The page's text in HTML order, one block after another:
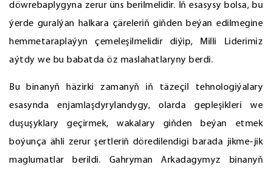
döwrebaplygyna zerur üns berilmelidir. Iň esasysy bolsa, bu
ýerde guralýan halkara çäreleriň giňden beýan edilmegine
hemmetaraplaýyn çemeleşilmelidir diýip, Milli Liderimiz
aýtdy we bu babatda öz maslahatlaryny berdi.
Bu binanyň häzirki zamanyň iň täzeçil tehnologiýalary
esasynda enjamlaşdyrylandygy, olarda gepleşikleri we
duşuşyklary geçirmek, wakalary giňden beýan etmek
boýunça ähli zerur şertleriň döredilendigi barada jikme-jik
maglumatlar berildi. Gahryman Arkadagymyz binanyň